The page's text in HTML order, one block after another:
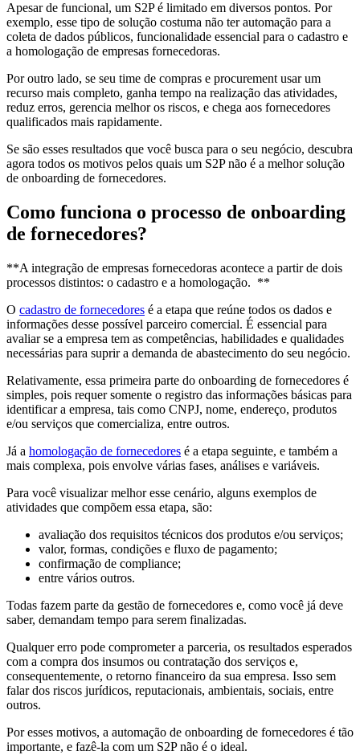
Apesar de funcional, um S2P é limitado em diversos pontos. Por
exemplo, esse tipo de solução costuma não ter automação para a
coleta de dados públicos, funcionalidade essencial para o cadastro e
a homologação de empresas fornecedoras.
Por outro lado, se seu time de compras e procurement usar um
recurso mais completo, ganha tempo na realização das atividades,
reduz erros, gerencia melhor os riscos, e chega aos fornecedores
qualificados mais rapidamente.
Se são esses resultados que você busca para o seu negócio, descubra
agora todos os motivos pelos quais um S2P não é a melhor solução
de onboarding de fornecedores.
Como funciona o processo de onboarding
de fornecedores?
**A integração de empresas fornecedoras acontece a partir de dois
processos distintos: o cadastro e a homologação. **
O cadastro de fornecedores é a etapa que reúne todos os dados e
informações desse possível parceiro comercial. É essencial para
avaliar se a empresa tem as competências, habilidades e qualidades
necessárias para suprir a demanda de abastecimento do seu negócio.
Relativamente, essa primeira parte do onboarding de fornecedores é
simples, pois requer somente o registro das informações básicas para
identificar a empresa, tais como CNPJ, nome, endereço, produtos
e/ou serviços que comercializa, entre outros.
Já a homologação de fornecedores é a etapa seguinte, e também a
mais complexa, pois envolve várias fases, análises e variáveis.
Para você visualizar melhor esse cenário, alguns exemplos de
atividades que compõem essa etapa, são:
avaliação dos requisitos técnicos dos produtos e/ou serviços;
valor, formas, condições e fluxo de pagamento;
confirmação de compliance;
entre vários outros.
Todas fazem parte da gestão de fornecedores e, como você já deve
saber, demandam tempo para serem finalizadas.
Qualquer erro pode comprometer a parceria, os resultados esperados
com a compra dos insumos ou contratação dos serviços e,
consequentemente, o retorno financeiro da sua empresa. Isso sem
falar dos riscos jurídicos, reputacionais, ambientais, sociais, entre
outros.
Por esses motivos, a automação de onboarding de fornecedores é tão
importante, e fazê-la com um S2P não é o ideal.